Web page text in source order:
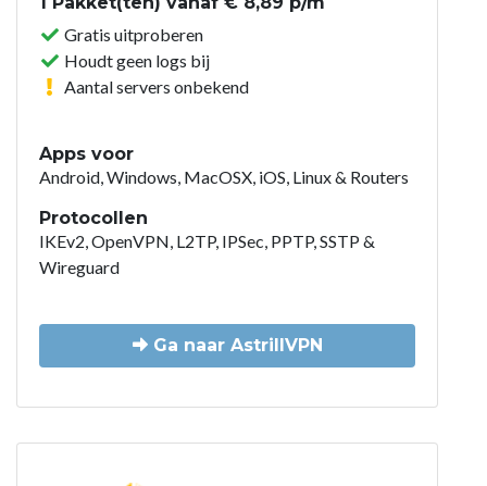
Gratis uitproberen
Houdt geen logs bij
Aantal servers onbekend
Apps voor
Android, Windows, MacOSX, iOS, Linux & Routers
Protocollen
IKEv2, OpenVPN, L2TP, IPSec, PPTP, SSTP &
Wireguard
Ga naar AstrillVPN